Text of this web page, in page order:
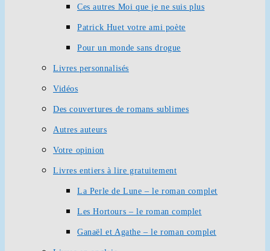
Ces autres Moi que je ne suis plus
Patrick Huet votre ami poète
Pour un monde sans drogue
Livres personnalisés
Vidéos
Des couvertures de romans sublimes
Autres auteurs
Votre opinion
Livres entiers à lire gratuitement
La Perle de Lune – le roman complet
Les Hortours – le roman complet
Ganaël et Agathe – le roman complet